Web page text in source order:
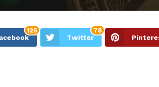
125
Twitter
78